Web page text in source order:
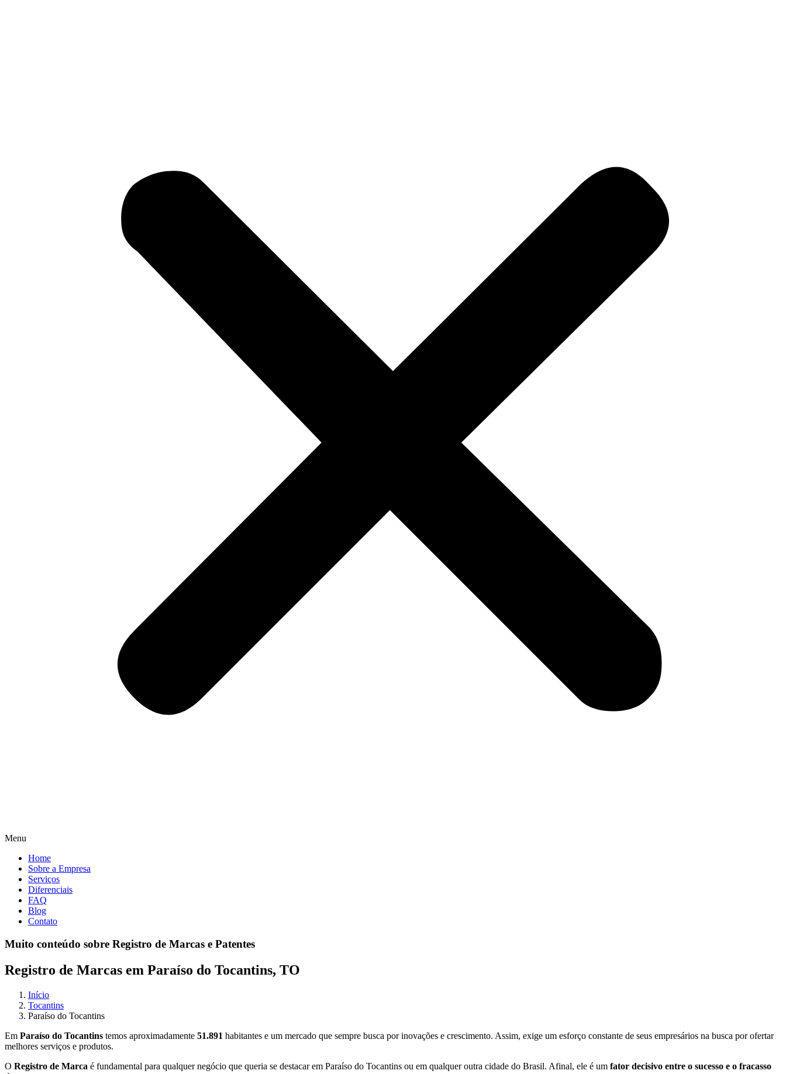
Menu
Home
Sobre a Empresa
Serviços
Diferenciais
FAQ
Blog
Contato
Muito conteúdo sobre Registro de Marcas e Patentes
Registro de Marcas em Paraíso do Tocantins, TO
Início
Tocantins
Paraíso do Tocantins
Em Paraíso do Tocantins temos aproximadamente 51.891 habitantes e um mercado que sempre busca por inovações e crescimento. Assim, exige um esforço constante de seus empresários na busca por ofertar
melhores serviços e produtos.
O Registro de Marca é fundamental para qualquer negócio que queria se destacar em Paraíso do Tocantins ou em qualquer outra cidade do Brasil. Afinal, ele é um fator decisivo entre o sucesso e o fracasso